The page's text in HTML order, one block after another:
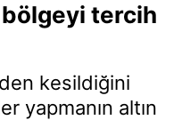
tercih
kesildiğini
yapmanın altın